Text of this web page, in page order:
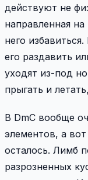
действуют не
направленная
него
его раздавить
уходят из-под
прыгать и
В DmC вообще
элементов, а
осталось. Лимб
разрозненных